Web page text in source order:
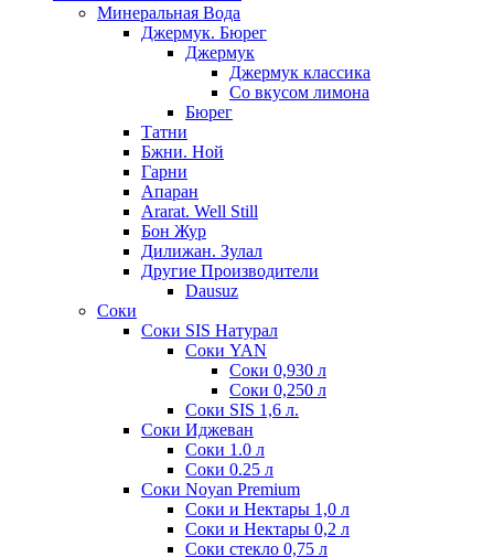
Минеральная Вода
Джермук. Бюрег
Джермук
Джермук классика
Со вкусом лимона
Бюрег
Татни
Бжни. Ной
Гарни
Апаран
Ararat. Well Still
Бон Жур
Дилижан. Зулал
Другие Производители
Dausuz
Соки
Соки SIS Натурал
Соки YAN
Соки 0,930 л
Соки 0,250 л
Соки SIS 1,6 л.
Соки Иджеван
Соки 1.0 л
Соки 0.25 л
Соки Noyan Premium
Соки и Нектары 1,0 л
Соки и Нектары 0,2 л
Соки стекло 0,75 л